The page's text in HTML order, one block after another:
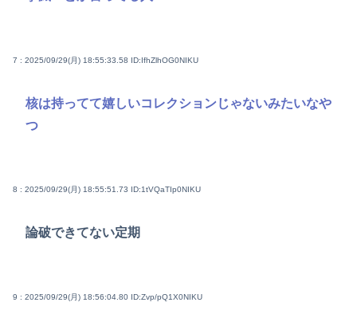
7 : 2025/09/29(月) 18:55:33.58 ID:IfhZlhOG0NIKU
核は持ってて嬉しいコレクションじゃないみたいなや
つ
8 : 2025/09/29(月) 18:55:51.73 ID:1tVQaTIp0NIKU
論破できてない定期
9 : 2025/09/29(月) 18:56:04.80 ID:Zvp/pQ1X0NIKU